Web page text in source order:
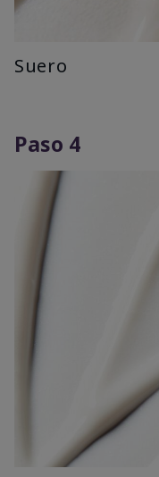
Suero
Paso 4